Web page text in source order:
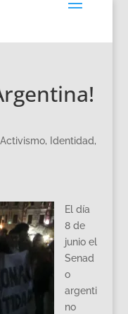
Activismo, Identidad,
El día
8 de
junio el
Senad
o
argenti
no